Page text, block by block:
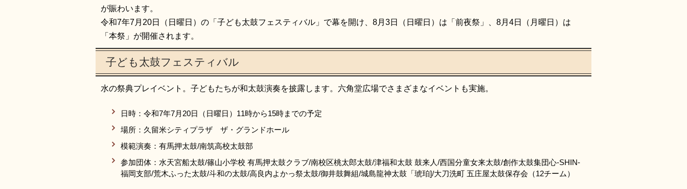
が賑わいます。
令和7年7月20日（日曜日）の「子ども太鼓フェスティバル」で幕を開け、8月3日（日曜日）は「前夜祭」、8月4日（月曜日）は
「本祭」が開催されます。
子ども太鼓フェスティバル
水の祭典プレイベント。子どもたちが和太鼓演奏を披露します。六角堂広場でさまざまなイベントも実施。
日時：令和7年7月20日（日曜日）11時から15時までの予定
場所：久留米シティプラザ ザ・グランドホール
模範演奏：有馬押太鼓/南筑高校太鼓部
参加団体：水天宮船太鼓/篠山小学校 有馬押太鼓クラブ/南校区桃太郎太鼓/津福和太鼓 鼓来人/西国分童女来太鼓/創作太鼓集団心-SHIN-
福岡支部/荒木ふった太鼓/斗和の太鼓/高良内よかっ祭太鼓/御井鼓舞組/城島龍神太鼓「琥珀]/大刀洗町 五庄屋太鼓保存会（12チーム）